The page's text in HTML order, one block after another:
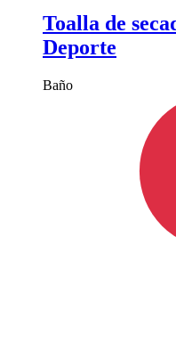
Toalla de
Deporte
Baño